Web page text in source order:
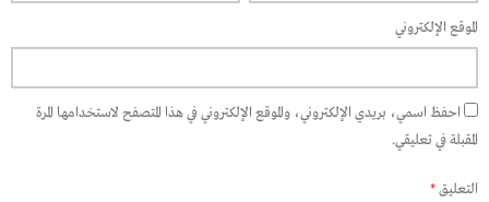
الموقع الإلكتروني
احفظ اسمي، بريدي الإلكتروني، والموقع الإلكتروني في هذا المتصفح لاستخدامها المرة
المقبلة في تعليقي.
التعليق*